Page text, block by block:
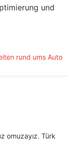
und
omuzayız. Türk